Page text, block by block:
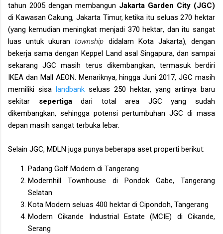
tahun 2005 dengan membangun Jakarta Garden City (JGC)
di Kawasan Cakung, Jakarta Timur, ketika itu seluas 270 hektar
(yang kemudian meningkat menjadi 370 hektar, dan itu sangat
luas untuk ukurantownship didalam Kota Jakarta), dengan
bekerja sama dengan Keppel Land asal Singapura, dan sampai
sekarang JGC masih terus dikembangkan, termasuk berdiri
IKEA dan Mall AEON. Menariknya, hingga Juni 2017, JGC masih
memiliki sisa landbank seluas 250 hektar, yang artinya baru
sekitar sepertigadari total area JGC yang sudah
dikembangkan, sehingga potensi pertumbuhan JGC di masa
depan masih sangat terbuka lebar.
Selain JGC, MDLN juga punya beberapa aset properti berikut:
Padang Golf Modern di Tangerang
Modernhill Townhouse di Pondok Cabe, Tangerang
Selatan
Kota Modern seluas 400 hektar di Cipondoh, Tangerang
Modern Cikande Industrial Estate (MCIE) di Cikande,
Serang